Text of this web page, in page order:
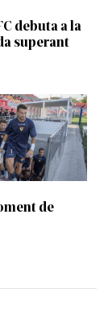
debuta a la
superant
de